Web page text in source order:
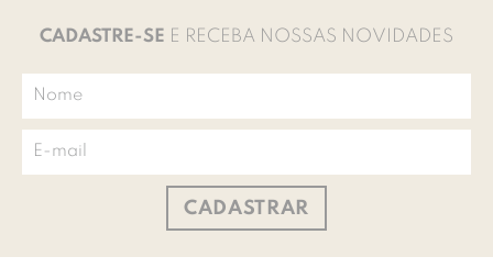
CADASTRE-SE E RECEBA NOSSAS NOVIDADES
CADASTRAR